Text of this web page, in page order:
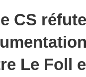
CS réfute
Le Foll